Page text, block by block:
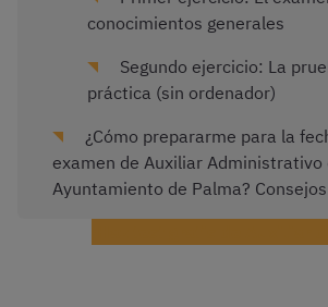
conocimientos generales
Segundo ejercicio: La
práctica (sin ordenador)
¿Cómo prepararme para la
examen de Auxiliar Administrativo
Ayuntamiento de Palma? Consejos